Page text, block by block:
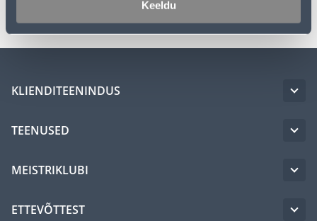
Keeldu
KLIENDITEENINDUS
TEENUSED
MEISTRIKLUBI
ETTEVÕTTEST